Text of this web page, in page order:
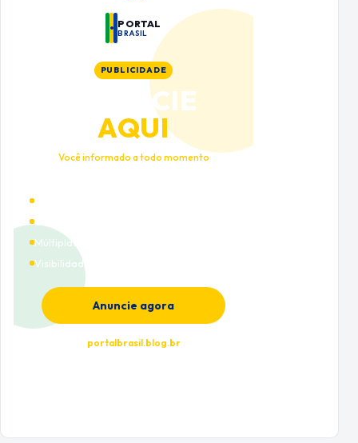
PORTAL
BRASIL
PUBLICIDADE
ANUNCIE
AQUI
Você informado a todo momento
Múltiplas categorias
Visibilidade premium
Anuncie agora
portalbrasil.blog.br